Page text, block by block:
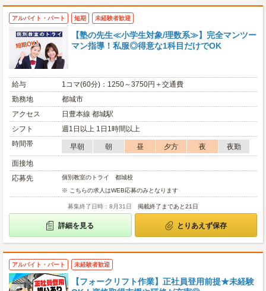
アルバイト・パート 短期 未経験者歓迎
【塾の先生≪小学生対象/理数系≫】完全マンツー
マン指導！私服◎得意な1科目だけでOK
給与
1コマ(60分)：1250～3750円＋交通費
勤務地
都城市
アクセス
日豊本線 都城駅
シフト
週1日以上 1日1時間以上
時間帯
早朝 朝 昼 夕方 夜
夜勤
面接地
応募先
個別教室のトライ 都城校
※ こちらの求人はWEB応募のみとなります
募集終了日時：8月31日 掲載終了まであと21日
詳細を見る とりあえず保存
アルバイト・パート 未経験者歓迎
【フォークリフト作業】正社員登用前提★未経験